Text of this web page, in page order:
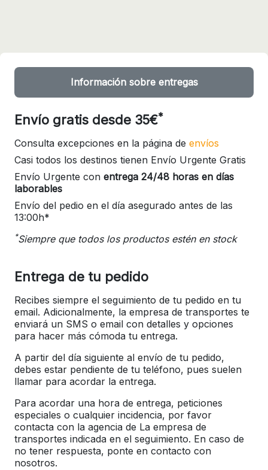
Información sobre entregas
Envío gratis desde 35€*
Consulta excepciones en la página de envíos
Casi todos los destinos tienen Envío Urgente Gratis
Envío Urgente con entrega 24/48 horas en días
laborables
Envío del pedio en el día asegurado antes de las
13:00h*
*Siempre que todos los productos estén en stock
Entrega de tu pedido
Recibes siempre el seguimiento de tu pedido en tu
email. Adicionalmente, la empresa de transportes te
enviará un SMS o email con detalles y opciones
para hacer más cómoda tu entrega.
A partir del día siguiente al envío de tu pedido,
debes estar pendiente de tu teléfono, pues suelen
llamar para acordar la entrega.
Para acordar una hora de entrega, peticiones
especiales o cualquier incidencia, por favor
contacta con la agencia de La empresa de
transportes indicada en el seguimiento. En caso de
no tener respuesta, ponte en contacto con
nosotros.